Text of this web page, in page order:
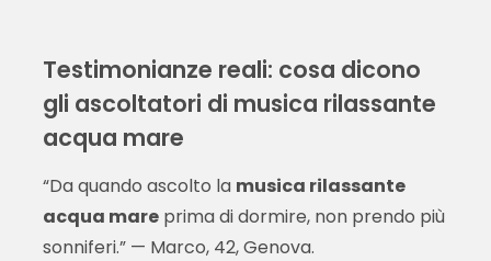
Testimonianze reali: cosa dicono
gli ascoltatori di musica rilassante
acqua mare
“Da quando ascolto la musica rilassante
acqua mareprima di dormire, non prendo più
sonniferi.” — Marco, 42, Genova.